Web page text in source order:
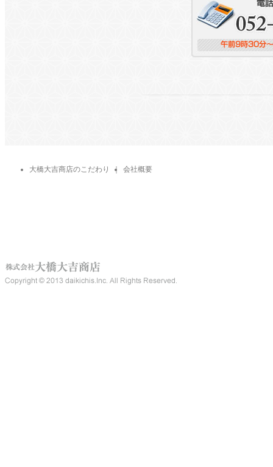
大橋大吉商店のこだわり ｜ 会社概要